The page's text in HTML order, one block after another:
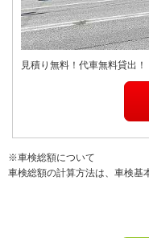
見積り無料！代車無料貸出！
※車検総額について
車検総額の計算方法は、車検基